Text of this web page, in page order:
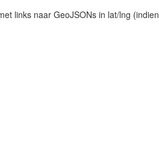
links naar GeoJSONs in lat/lng (indien